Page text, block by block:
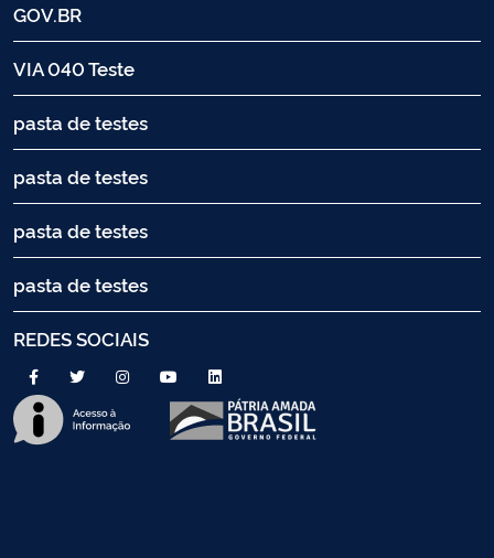
GOV.BR
VIA 040 Teste
pasta de testes
pasta de testes
pasta de testes
pasta de testes
REDES SOCIAIS